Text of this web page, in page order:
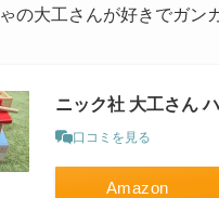
の大工さんが好きでガン
ニック社 大工さん
口コミを見る
Amazon